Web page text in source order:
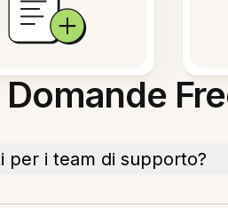
Domande
i team di supporto?